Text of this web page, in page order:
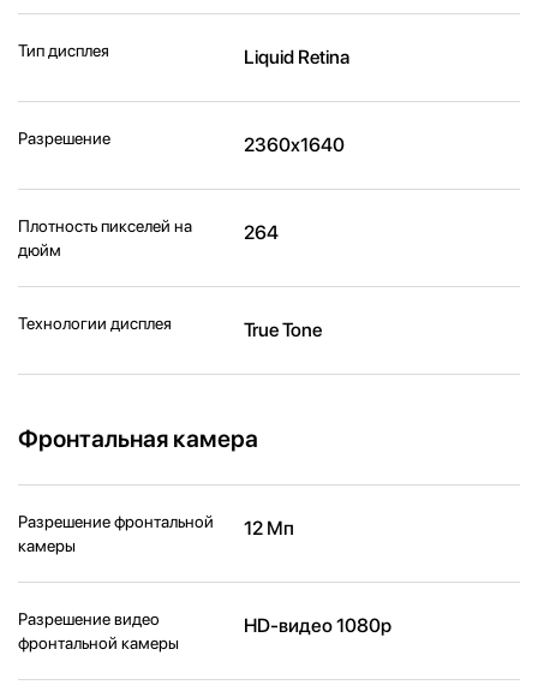
Тип дисплея Liquid Retina
Разрешение 2360x1640
Плотность пикселей на
дюйм
264
Технологии дисплея True Tone
Фронтальная камера
Разрешение фронтальной
камеры
12 Мп
Разрешение видео
фронтальной камеры
HD-видео 1080p